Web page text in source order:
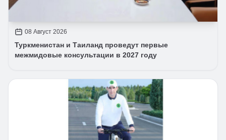
08 Август 2026
Туркменистан и Таиланд проведут первые
межмидовые консультации в 2027 году